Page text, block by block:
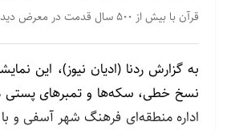
قرآن با بیش از ۵۰۰ سال قدمت در معرض دید عموم قرار گرفته است.
به گزارش ردنا (ادیان نیوز)، این
نسخ خطی، سکه‌ها و تمبرهای پستی
اداره منطقه‌ای فرهنگ شهر آسفی و با